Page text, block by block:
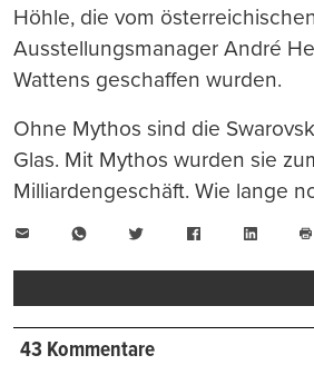
Höhle, die vom
Ausstellungsmanager André
Wattens geschaffen wurden.
Ohne Mythos sind die
Glas. Mit Mythos wurden sie
Milliardengeschäft. Wie lange
WhatsAppTwitter FacebookLinkedIn
43 Kommentare